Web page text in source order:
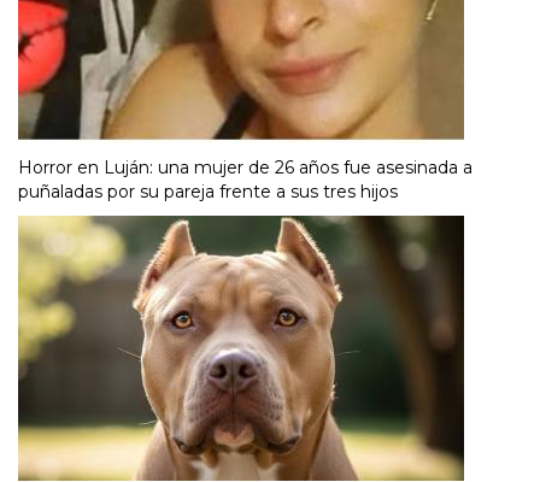
Horror en Luján: una mujer de 26 años fue asesinada a
puñaladas por su pareja frente a sus tres hijos